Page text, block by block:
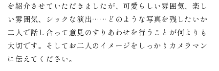
を紹介させていただきましたが、可愛らしい雰囲気、楽し
い雰囲気、シックな演出……どのような写真を残したいか
二人で話し合って意見のすりあわせを行うことが何よりも
大切です。そしてお二人のイメージをしっかりカメラマン
に伝えてください。